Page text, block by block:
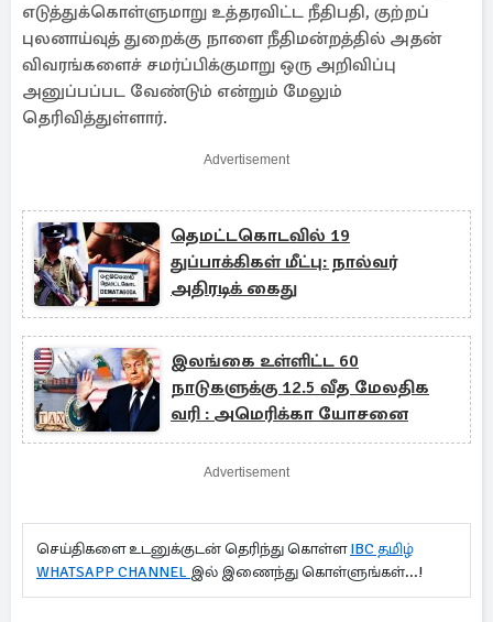
எடுத்துக்கொள்ளுமாறு உத்தரவிட்ட நீதிபதி, குற்றப்
புலனாய்வுத் துறைக்கு நாளை நீதிமன்றத்தில் அதன்
விவரங்களைச் சமர்ப்பிக்குமாறு ஒரு அறிவிப்பு
அனுப்பப்பட வேண்டும் என்றும் மேலும்
தெரிவித்துள்ளார்.
Advertisement
தெமட்டகொடவில் 19
துப்பாக்கிகள் மீட்பு: நால்வர்
அதிரடிக் கைது
இலங்கை உள்ளிட்ட 60
நாடுகளுக்கு 12.5 வீத மேலதிக
வரி : அமெரிக்கா யோசனை
Advertisement
செய்திகளை உடனுக்குடன் தெரிந்து கொள்ளIBC தமிழ்
WHATSAPP CHANNEL இல் இணைந்து கொள்ளுங்கள்...!